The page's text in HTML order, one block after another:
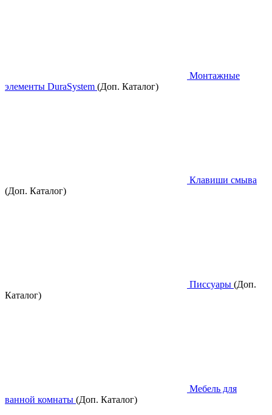
Монтажные
элементы DuraSystem (Доп. Каталог)
Клавиши смыва
(Доп. Каталог)
Писсуары (Доп.
Каталог)
Мебель для
ванной комнаты (Доп. Каталог)